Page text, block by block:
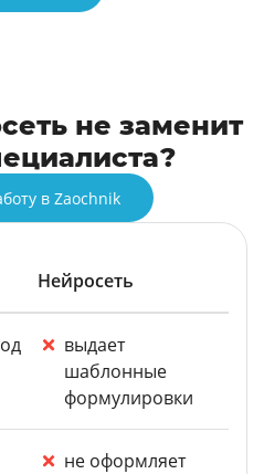
не заменит
в Zaochnik
Нейросеть
выдает
шаблонные
формулировки
не оформляет